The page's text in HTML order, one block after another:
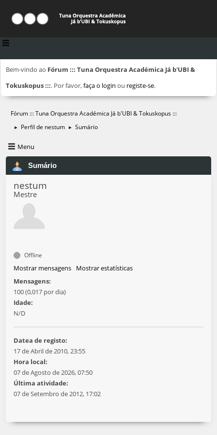
Bem-vindo ao Fórum ::: Tuna Orquestra Académica Já b'UBI &
Tokuskopus :::. Por favor,faça o login ou registe-se.
Fórum ::: Tuna Orquestra Académica Já b'UBI & Tokuskopus :::
► Perfil de nestum ► Sumário
Menu
Sumário
nestum
Mestre
Offline
Mostrar mensagens
Mostrar estatísticas
Mensagens:
100 (0,017 por dia)
Idade:
N/D
Datea de registo:
17 de Abril de 2010, 23:55
Hora local:
07 de Agosto de 2026, 07:50
Última atividade:
07 de Setembro de 2012, 17:02